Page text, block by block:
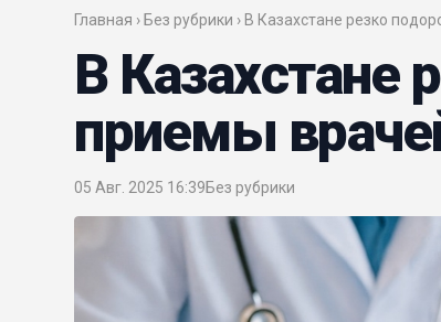
Главная › Без рубрики › В Казахстане резко
В Казахстане
приемы
05 Авг. 2025 16:39Без рубрики